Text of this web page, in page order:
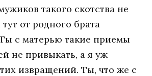
такого скотства не
от родного брата
с матерью такие приемы
не привыкать, а я уж
извращений. Ты, что же с